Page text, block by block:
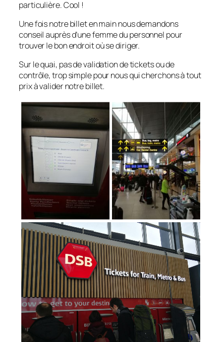
particulière. Cool !
Une fois notre billet en main nous demandons
conseil auprès d’une femme du personnel pour
trouver le bon endroit où se diriger.
Sur le quai, pas de validation de tickets ou de
contrôle, trop simple pour nous qui cherchons à tout
prix à valider notre billet.